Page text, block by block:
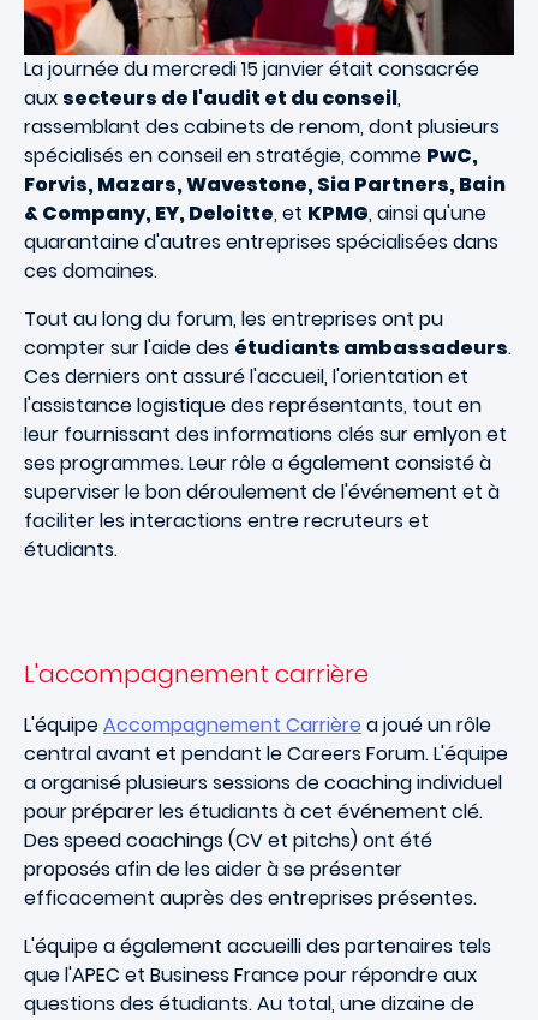
La journée du mercredi 15 janvier était consacrée
aux secteurs de l'audit et du conseil,
rassemblant des cabinets de renom, dont plusieurs
spécialisés en conseil en stratégie, comme PwC,
Forvis, Mazars, Wavestone, Sia Partners, Bain
& Company, EY, Deloitte, et KPMG, ainsi qu'une
quarantaine d'autres entreprises spécialisées dans
ces domaines.
Tout au long du forum, les entreprises ont pu
compter sur l'aide des étudiants ambassadeurs.
Ces derniers ont assuré l'accueil, l'orientation et
l'assistance logistique des représentants, tout en
leur fournissant des informations clés sur emlyon et
ses programmes. Leur rôle a également consisté à
superviser le bon déroulement de l'événement et à
faciliter les interactions entre recruteurs et
étudiants.
L'accompagnement carrière
L'équipeAccompagnement Carrière a joué un rôle
central avant et pendant le Careers Forum. L'équipe
a organisé plusieurs sessions de coaching individuel
pour préparer les étudiants à cet événement clé.
Des speed coachings (CV et pitchs) ont été
proposés afin de les aider à se présenter
efficacement auprès des entreprises présentes.
L'équipe a également accueilli des partenaires tels
que l'APEC et Business France pour répondre aux
questions des étudiants. Au total, une dizaine de